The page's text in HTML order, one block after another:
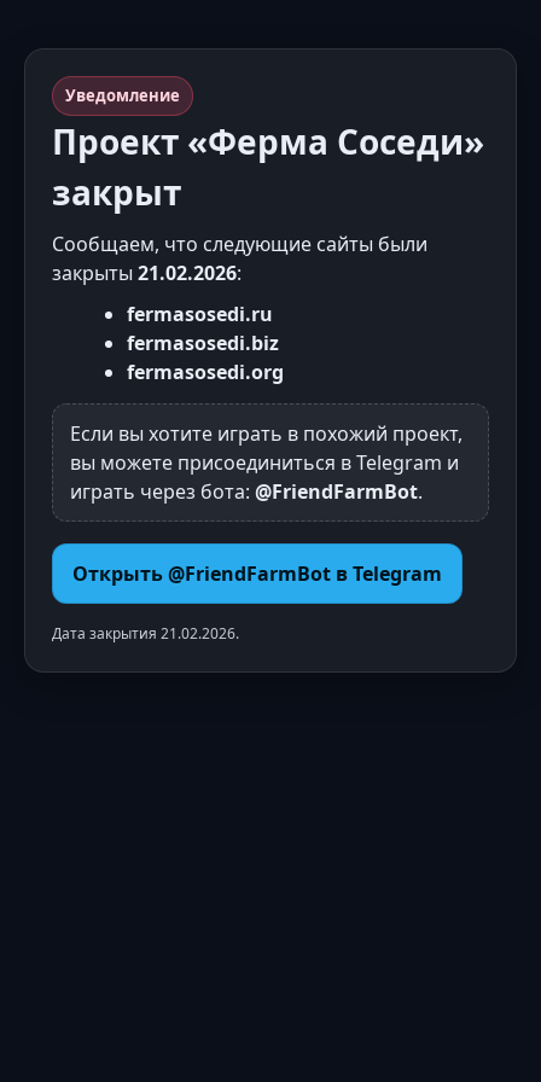
Уведомление
Проект «Ферма Соседи»
закрыт
Сообщаем, что следующие сайты были
закрыты 21.02.2026:
fermasosedi.ru
fermasosedi.biz
fermasosedi.org
Если вы хотите играть в похожий проект,
вы можете присоединиться в Telegram и
играть через бота: @FriendFarmBot.
Открыть @FriendFarmBot в Telegram
Дата закрытия 21.02.2026.